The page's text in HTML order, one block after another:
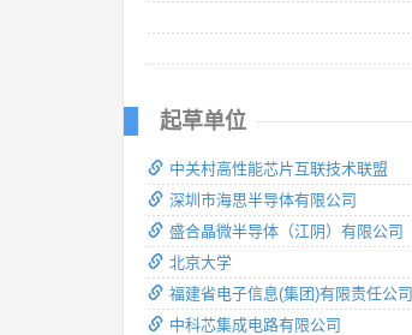
起草单位
中关村高性能芯片互联技术联盟
深圳市海思半导体有限公司
盛合晶微半导体（江阴）有限公司
北京大学
福建省电子信息(集团)有限责任公司
中科芯集成电路有限公司